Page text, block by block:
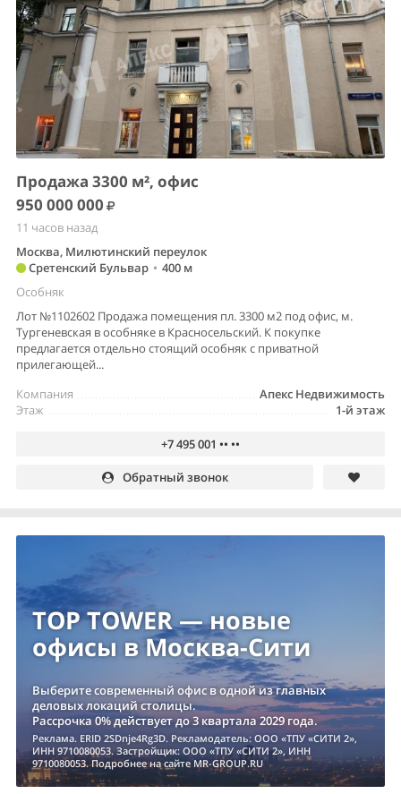
Продажа 3300 м², офис
950 000 000
11 часов назад
Москва, Милютинский переулок
Сретенский Бульвар • 400 м
Особняк
Лот №1102602 Продажа помещения пл. 3300 м2 под офис, м.
Тургеневская в особняке в Красносельский. К покупке
предлагается отдельно стоящий особняк с приватной
прилегающей...
Апекс Недвижимость
Компания
1-й этаж
Этаж
+7 495 001 •• ••
Обратный звонок
TOP TOWER — новые
офисы в Москва-Сити
Выберите современный офис в одной из главных
деловых локаций столицы.
Рассрочка 0% действует до 3 квартала 2029 года.
Реклама. ERID 2SDnje4Rg3D. Рекламодатель: ООО «ТПУ «СИТИ 2»,
ИНН 9710080053. Застройщик: ООО «ТПУ «СИТИ 2», ИНН
9710080053. Подробнее на сайте MR-GROUP.RU